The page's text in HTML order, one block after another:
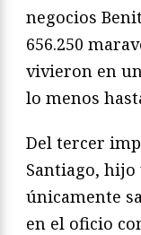
negocios
656.250
vivieron en
lo menos
Del tercer
Santiago, hijo
únicamente
en el oficio